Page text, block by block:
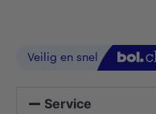
Service